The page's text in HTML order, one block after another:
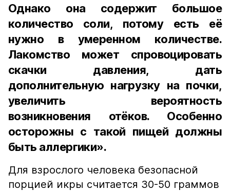
Однако она содержит большое
количество соли, потому есть её
нужно в умеренном количестве.
Лакомство может спровоцировать
скачки давления, дать
дополнительную нагрузку на почки,
увеличить вероятность
возникновения отёков. Особенно
осторожны с такой пищей должны
быть аллергики».
Для взрослого человека безопасной
порцией икры считается 30-50 граммов